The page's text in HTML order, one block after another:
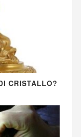
CRISTALLO?